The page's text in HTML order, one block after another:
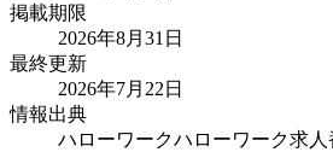
掲載期限
2026年8月31日
最終更新
2026年7月22日
情報出典
ハローワークハローワーク求人